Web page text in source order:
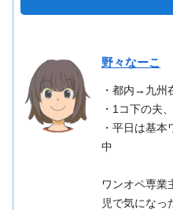
野々なーこ
・都内→九州
・1コ下の夫
・平日は基
中
ワンオペ専業
児で気になっ